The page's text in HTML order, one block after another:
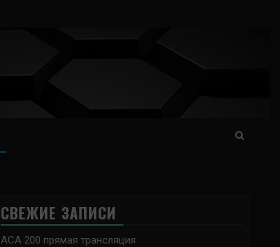
СВЕЖИЕ ЗАПИСИ
ACA 200 прямая трансляция